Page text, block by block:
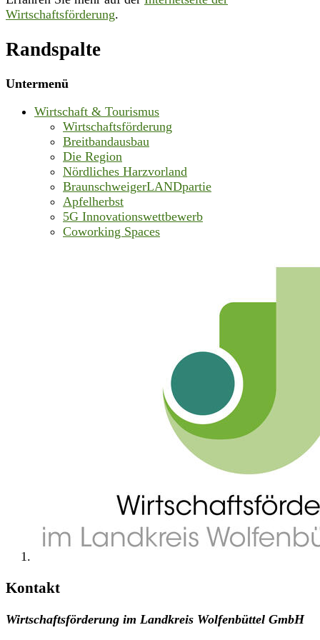
Wirtschaftsförderung.
Randspalte
Untermenü
Wirtschaft & Tourismus
Wirtschaftsförderung
Breitbandausbau
Die Region
Nördliches Harzvorland
BraunschweigerLANDpartie
Apfelherbst
5G Innovationswettbewerb
Coworking Spaces
Kontakt
Wirtschaftsförderung im Landkreis Wolfenbüttel GmbH